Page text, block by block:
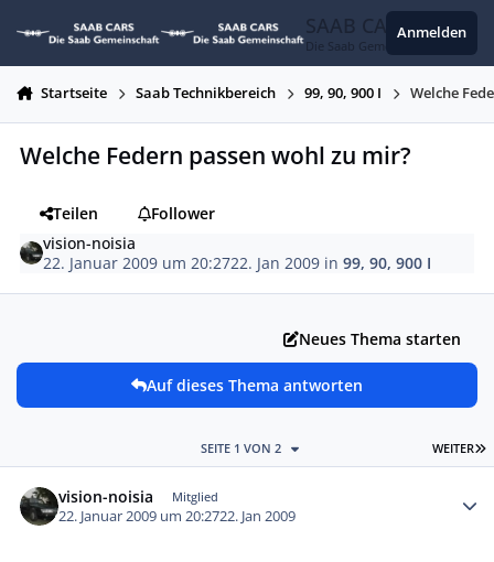
SAAB CARS
Die Saab Gemeinschaft
Anmelden
Startseite Saab Technikbereich 99, 90, 900 I Welche
Welche Federn passen wohl zu mir?
Teilen
Follower
vision-noisia
22. Januar 2009 um 20:2722. Jan 2009 in99, 90, 900 I
Neues Thema starten
Auf dieses Thema antworten
WEITER
SEITE 1 VON 2
vision-noisia Mitglied
22. Januar 2009 um 20:2722. Jan 2009